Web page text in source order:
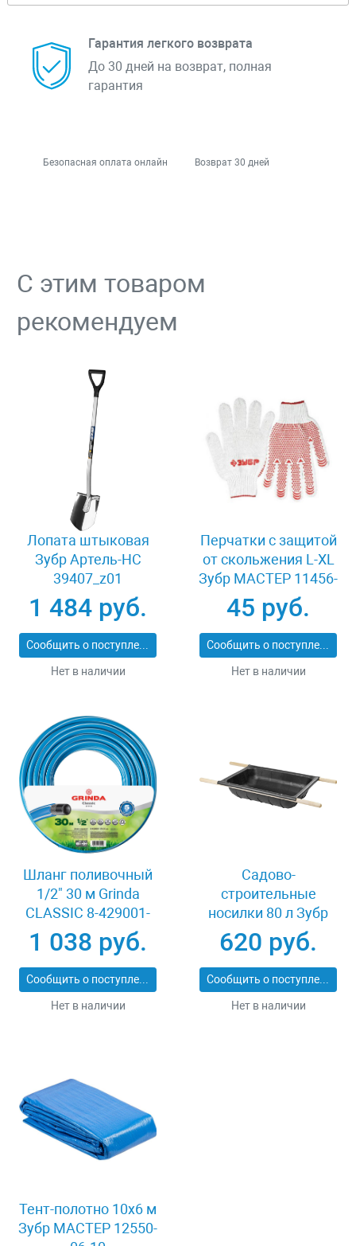
Гарантия легкого возврата
До 30 дней на возврат, полная
гарантия
Безопасная оплата онлайн Возврат 30 дней
С этим товаром
рекомендуем
Лопата штыковая
Зубр Артель-НС
39407_z01
1 484 руб.
Сообщить о поступлении
Нет в наличии
Перчатки с защитой
от скольжения L-XL
Зубр МAСTEP 11456-
45 руб.
Сообщить о поступлении
Нет в наличии
Шланг поливочный
1/2" 30 м Grinda
CLASSIC 8-429001-
1/2-30_z02
1 038 руб.
Сообщить о поступлении
Нет в наличии
Садово-
строительные
носилки 80 л Зубр
МАСТЕР 39915
620 руб.
Сообщить о поступлении
Нет в наличии
Тент-полотно 10x6 м
Зубр МАСТЕР 12550-